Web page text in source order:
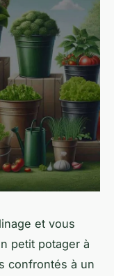
et vous
petit potager à
confrontés à un